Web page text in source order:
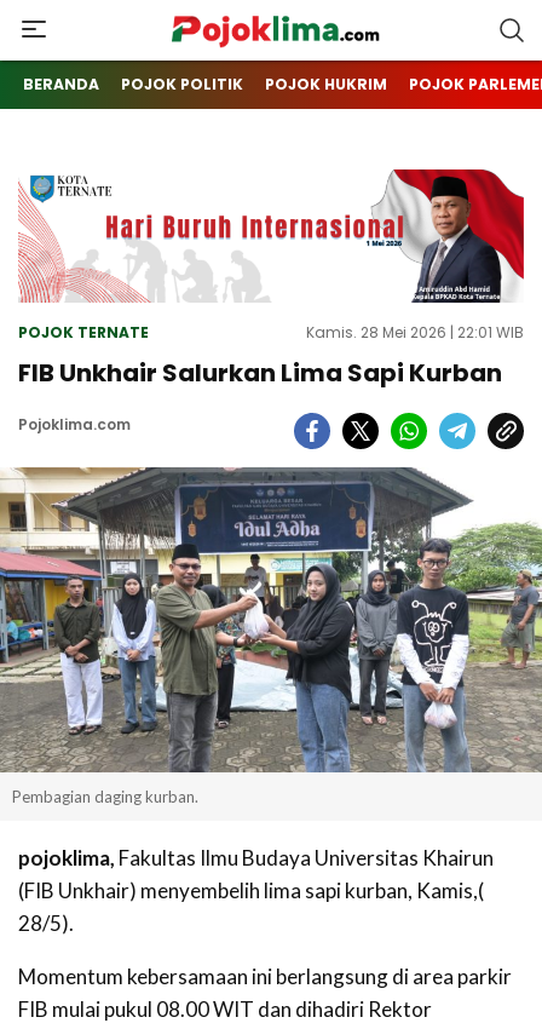
pojoklima.com
Mojokin
BERANDA POJOK POLITIK POJOK HUKRIM POJOK
POJOK TERNATE Kamis. 28 Mei 2026 | 22:01 WIB
FIB Unkhair Salurkan Lima Sapi Kurban
Pojoklima.com
Pembagian daging kurban.
pojoklima, Fakultas Ilmu Budaya Universitas Khairun
(FIB Unkhair) menyembelih lima sapi kurban, Kamis,(
28/5).
Momentum kebersamaan ini berlangsung di area parkir
FIB mulai pukul 08.00 WIT dan dihadiri Rektor